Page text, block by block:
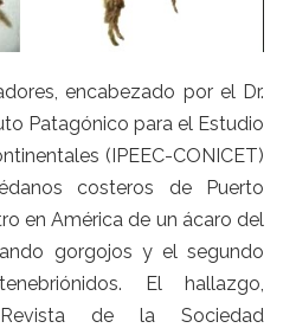
encabezado por el Dr.
Patagónico para el Estudio
(IPEEC-CONICET)
costeros de Puerto
en América de un ácaro del
gorgojos y el segundo
El hallazgo,
de la Sociedad